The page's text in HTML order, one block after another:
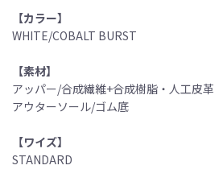
【カラー】
WHITE/COBALT BURST
【素材】
アッパー/合成繊維+合成樹脂・人工皮革
アウターソール/ゴム底
【ワイズ】
STANDARD